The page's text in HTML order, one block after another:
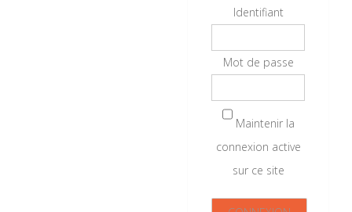
Identifiant
Mot de passe
Maintenir la
connexion active
sur ce site